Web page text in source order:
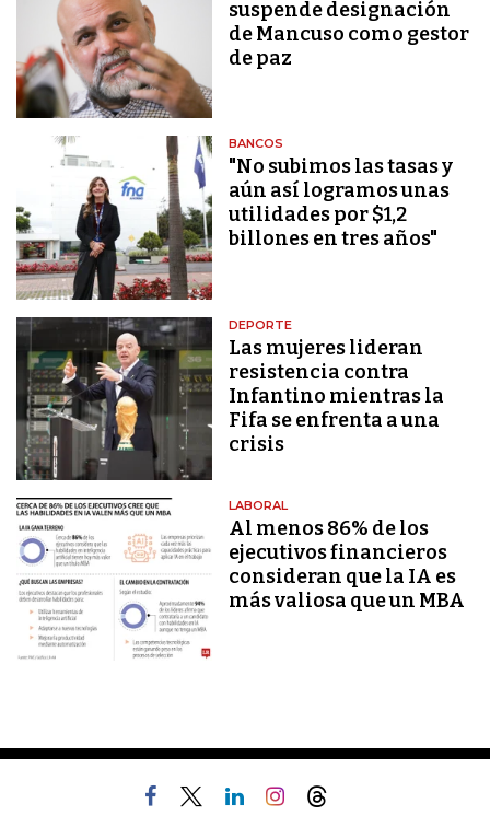
suspende designación
de Mancuso como gestor
de paz
BANCOS
"No subimos las tasas y
aún así logramos unas
utilidades por $1,2
billones en tres años"
DEPORTE
Las mujeres lideran
resistencia contra
Infantino mientras la
Fifa se enfrenta a una
crisis
LABORAL
Al menos 86% de los
ejecutivos financieros
consideran que la IA es
más valiosa que un MBA